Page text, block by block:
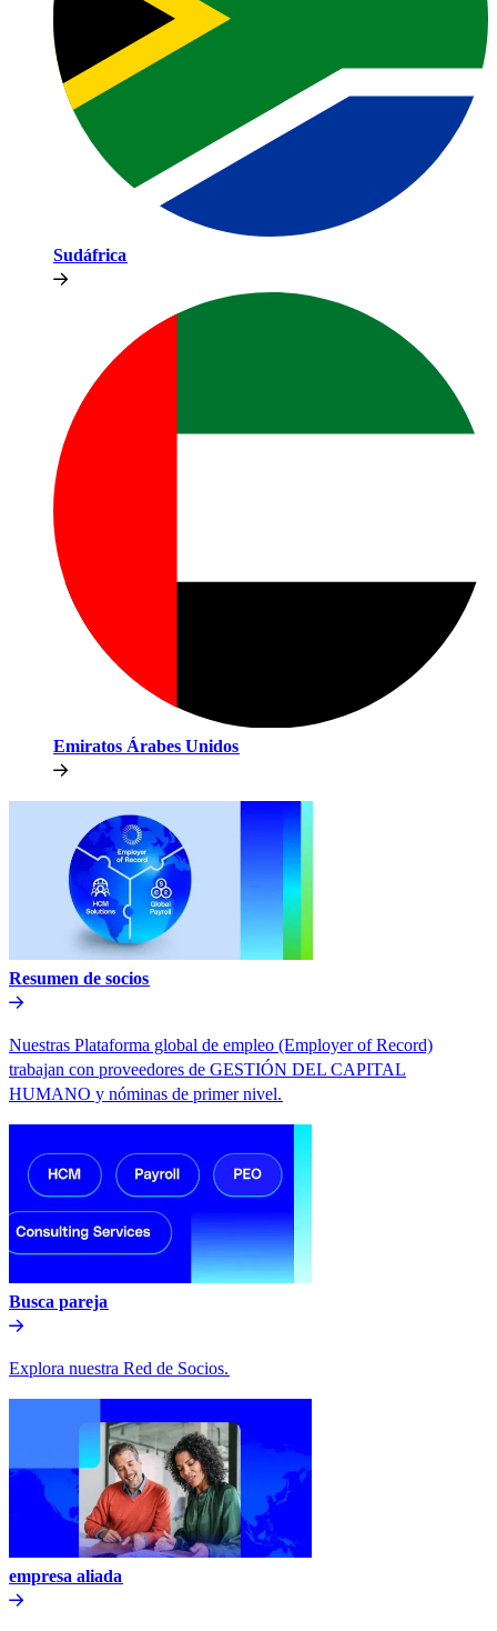
Sudáfrica​​
Emiratos Árabes Unidos​​
Resumen de socios​​
Nuestras Plataforma global de empleo (Employer of Record)
trabajan con proveedores de GESTIÓN DEL CAPITAL
HUMANO y nóminas de primer nivel.​​
Busca pareja​​
Explora nuestra Red de Socios.​​
empresa aliada​​